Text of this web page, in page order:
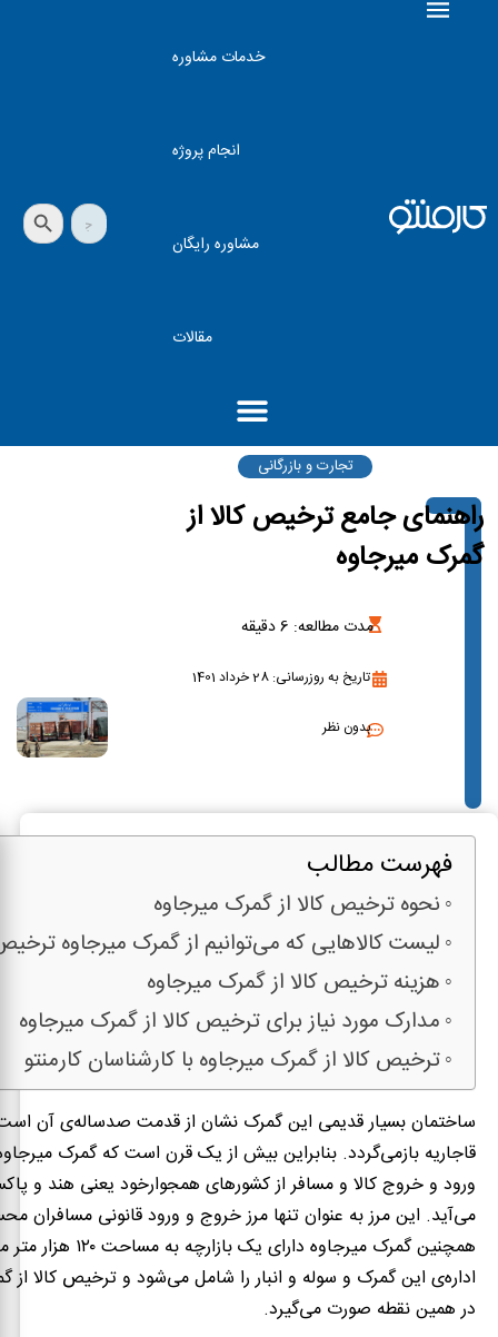
خدمات مشاوره
انجام پروژه
مشاوره رایگان
مقالات
جستجو
برای:
دکمه جستجو
تجارت و بازرگانی
راهنمای جامع ترخیص کالا از
گمرک میرجاوه
مدت مطالعه: 6دقیقه
تاریخ به روزرسانی: 28 خرداد 1401
بدون نظر
فهرست مطالب
نحوه ترخیص کالا از گمرک میرجاوه
لیست کالاهایی که می‌توانیم از گمرک میرجاوه
هزینه ترخیص کالا از گمرک میرجاوه
مدارک مورد نیاز برای ترخیص کالا از گمرک میرجاوه
ترخیص کالا از گمرک میرجاوه با کارشناسان کارمنتو
ساختمان بسیار قدیمی این گمرک نشان از قدمت صدساله‌ی آن
قاجاریه بازمی‌گردد. بنابراین بیش از یک قرن است که گمرک
ورود و خروج کالا و مسافر از کشورهای همجوارخود یعنی هند و
می‌آید. این مرز به عنوان تنها مرز خروج و ورود قانونی
همچنین گمرک میرجاوه دارای
اداره‌ی این گمرک و سوله و انبار را شامل می‌شود و ترخیص کالا از
در همین نقطه صورت می‌گیرد.